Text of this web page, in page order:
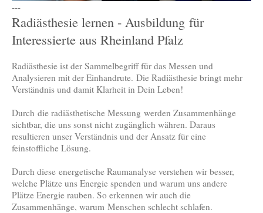
---
Radiästhesie lernen - Ausbildung für
Interessierte aus Rheinland Pfalz
Radiästhesie ist der Sammelbegriff für das Messen und
Analysieren mit der Einhandrute. Die Radiästhesie bringt mehr
Verständnis und damit Klarheit in Dein Leben!
Durch die radiästhetische Messung werden Zusammenhänge
sichtbar, die uns sonst nicht zugänglich währen. Daraus
resultieren unser Verständnis und der Ansatz für eine
feinstoffliche Lösung.
Durch diese energetische Raumanalyse verstehen wir besser,
welche Plätze uns Energie spenden und warum uns andere
Plätze Energie rauben. So erkennen wir auch die
Zusammenhänge, warum Menschen schlecht schlafen.